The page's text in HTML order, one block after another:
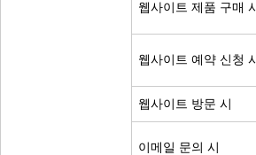
웹사이트 제품 구매 시
웹사이트 예약 신청 시
웹사이트 방문 시
이메일 문의 시